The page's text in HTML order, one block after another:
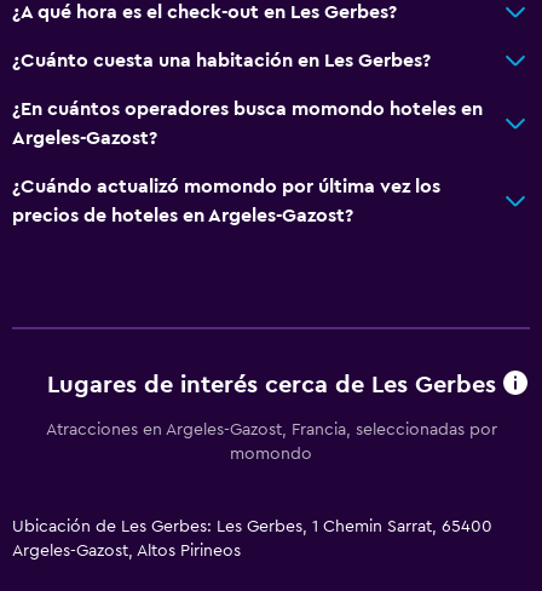
¿A qué hora es el check-out en Les Gerbes?
¿Cuánto cuesta una habitación en Les Gerbes?
¿En cuántos operadores busca momondo hoteles en
Argeles-Gazost?
¿Cuándo actualizó momondo por última vez los
precios de hoteles en Argeles-Gazost?
Lugares de interés cerca de Les Gerbes
Atracciones en Argeles-Gazost, Francia, seleccionadas por
momondo
Ubicación de Les Gerbes: Les Gerbes, 1 Chemin Sarrat, 65400
Argeles-Gazost, Altos Pirineos